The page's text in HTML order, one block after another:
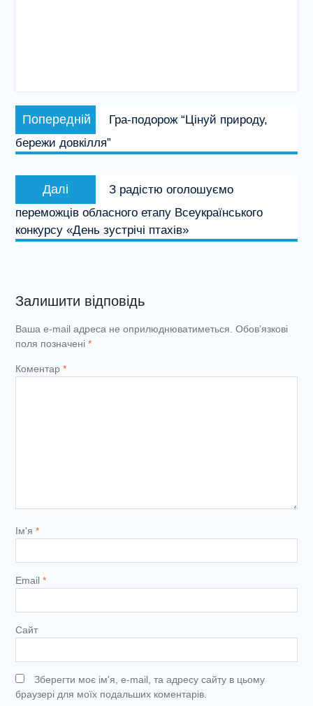
Навігація
записів
Попередній
запис:
Гра-подорож “Цінуй природу,
бережи довкілля”
Далі
запис:
З радістю оголошуємо
переможців обласного етапу Всеукраїнського
конкурсу «День зустрічі птахів»
Залишити відповідь
Ваша e-mail адреса не оприлюднюватиметься. Обов’язкові
поля позначені *
Коментар *
Ім'я *
Email *
Сайт
Зберегти моє ім'я, e-mail, та адресу сайту в цьому
браузері для моїх подальших коментарів.